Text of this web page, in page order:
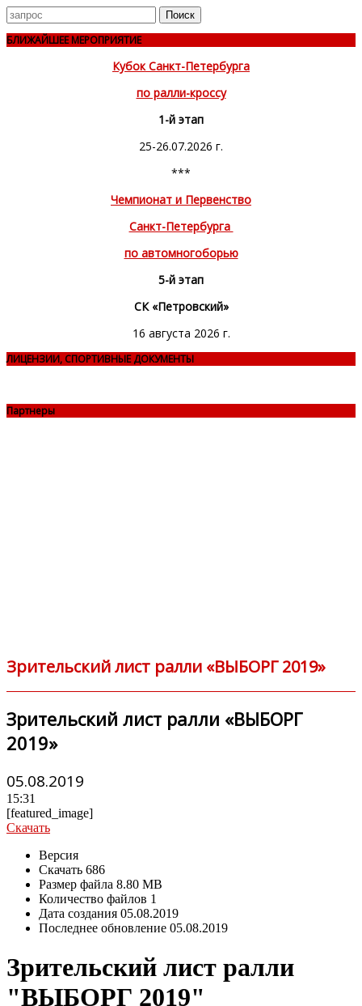
Поиск
для
БЛИЖАЙШЕЕ МЕРОПРИЯТИЕ
Кубок Санкт-Петербурга
по ралли-кроссу
1-й этап
25-26.07.2026 г.
***
Чемпионат и Первенство
Санкт-Петербурга
по автомногоборью
5-й этап
СК «Петровский»
16 августа 2026 г.
ЛИЦЕНЗИИ, СПОРТИВНЫЕ ДОКУМЕНТЫ
Партнеры
Зрительский лист ралли «ВЫБОРГ 2019»
Зрительский лист ралли «ВЫБОРГ
2019»
05.08.2019
15:31
[featured_image]
Скачать
Версия
Скачать 686
Размер файла 8.80 MB
Количество файлов 1
Дата создания 05.08.2019
Последнее обновление 05.08.2019
Зрительский лист ралли
"ВЫБОРГ 2019"